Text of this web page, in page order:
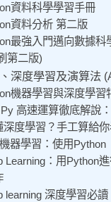
資料科學學習手冊
資料分析 第二版
最強入門邁向數據科
第二版)
深度學習及演算法
機器學習與深度學習
高速運算徹底解說
度學習？手工算給你
器學習：使用Python
Learning：用Python
learning 深度學習必